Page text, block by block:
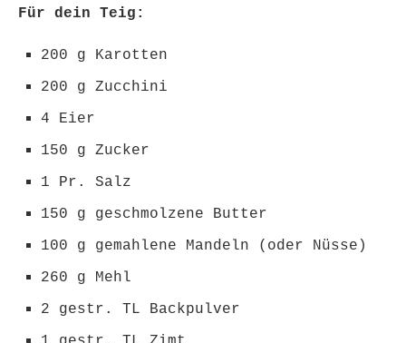
Für dein Teig:
200 g Karotten
200 g Zucchini
4 Eier
150 g Zucker
1 Pr. Salz
150 g geschmolzene Butter
100 g gemahlene Mandeln (oder Nüsse)
260 g Mehl
2 gestr. TL Backpulver